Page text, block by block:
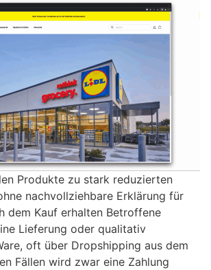
Produkte zu stark reduzierten
nachvollziehbare Erklärung für
dem Kauf erhalten Betroffene
Lieferung oder qualitativ
oft über Dropshipping aus dem
Fällen wird zwar eine Zahlung